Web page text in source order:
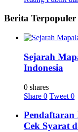
Berita Terpopuler
Sejarah
Indonesia
0 shares
Share 0 Tweet 0
Pendaftaran
Cek Syarat